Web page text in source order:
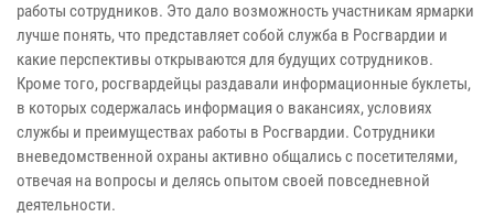
работы сотрудников. Это дало возможность участникам ярмарки
лучше понять, что представляет собой служба в Росгвардии и
какие перспективы открываются для будущих сотрудников.
Кроме того, росгвардейцы раздавали информационные буклеты,
в которых содержалась информация о вакансиях, условиях
службы и преимуществах работы в Росгвардии. Сотрудники
вневедомственной охраны активно общались с посетителями,
отвечая на вопросы и делясь опытом своей повседневной
деятельности.